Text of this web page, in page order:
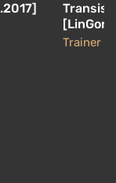
[LinGon]
Trainer